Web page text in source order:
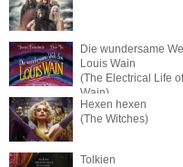
Die wundersame
Louis Wain
(The Electrical Life
Wain)
Hexen hexen
(The Witches)
Tolkien